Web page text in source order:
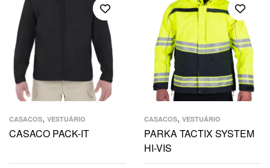
CASACOS, VESTUÁRIO
CASACO PACK-IT
CASACOS, VESTUÁRIO
PARKA TACTIX SYSTEM
HI-VIS